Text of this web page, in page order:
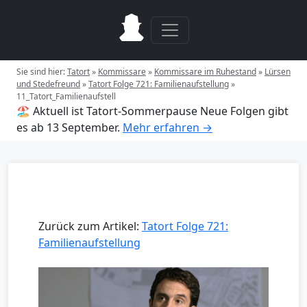
Sie sind hier:Tatort» Kommissare» Kommissare im Ruhestand» Lürsen
und Stedefreund»Tatort Folge 721: Familienaufstellung»
11_Tatort_Familienaufstell
🏖️ Aktuell ist Tatort-Sommerpause Neue Folgen gibt
es ab 13 September. Mehr erfahren →
Zurück zum Artikel: Tatort Folge 721:
Familienaufstellung